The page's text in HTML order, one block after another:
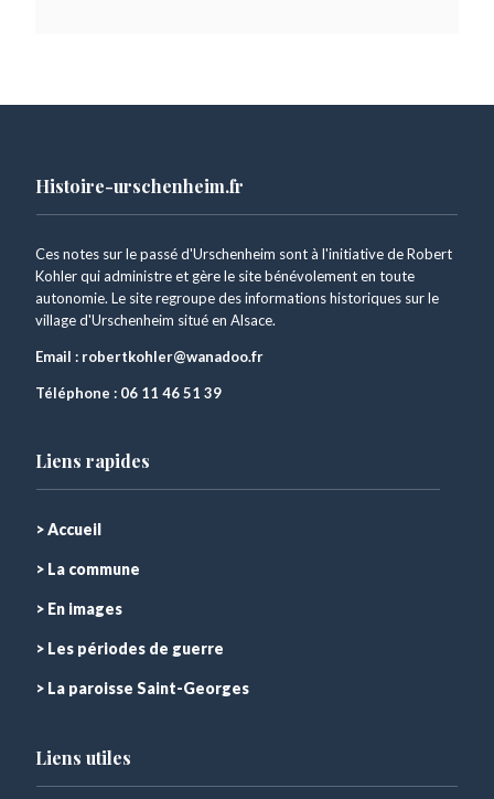
Histoire-urschenheim.fr
Ces notes sur le passé d'Urschenheim sont à l'initiative de Robert
Kohler qui administre et gère le site bénévolement en toute
autonomie. Le site regroupe des informations historiques sur le
village d'Urschenheim situé en Alsace.
Email : robertkohler@wanadoo.fr
Téléphone : 06 11 46 51 39
Liens rapides
> Accueil
> La commune
> En images
> Les périodes de guerre
> La paroisse Saint-Georges
Liens utiles